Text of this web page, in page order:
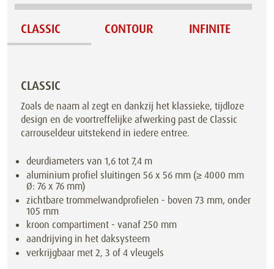
CLASSIC CONTOUR INFINITE
CLASSIC
Zoals de naam al zegt en dankzij het klassieke, tijdloze
design en de voortreffelijke afwerking past de Classic
carrouseldeur uitstekend in iedere entree.
deurdiameters van 1,6 tot 7,4 m
aluminium profiel sluitingen 56 x 56 mm (≥ 4000 mm
Ø: 76 x 76 mm)
zichtbare trommelwandprofielen - boven 73 mm, onder
105 mm
kroon compartiment - vanaf 250 mm
aandrijving in het daksysteem
verkrijgbaar met 2, 3 of 4 vleugels